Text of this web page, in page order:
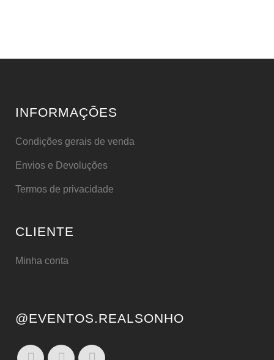
INFORMAÇÕES
Condições gerais de venda
Envios e Devoluções
Termos de privacidade
CLIENTE
Minha conta
@EVENTOS.REALSONHO